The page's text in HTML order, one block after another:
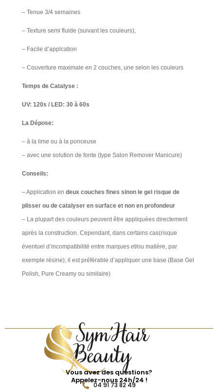
– Tenue 3/4 semaines
– Texture semi fluide (suivant les couleurs),
– Facile d’applcation
– Couverture maximale en 2 couches, une selon les couleurs
Temps de Catalyse :
UV: 120s / LED: 30 à 60s
La Dépose:
– à la lime ou à la ponceuse
– avec une solution de fonte (type Salon Remover Manicure)​
Conseils:
– Application en deux couches fines sinon le gel risque de
plisser ou de catalyser en surface et non en profondeur
– La plupart des couleurs peuvent être appliquées directement
après la construction. Cependant, dans certains cas(risque
éventuel d’incompatibilité entre marques et/ou matière, par
exemple résine), il est préférable d’appliquer une base (Base Gel
Polish, Pure Creamy ou similaire)
Vous avez des questions?
Appelez-nous 24h/24 !
04 91 73 82 49